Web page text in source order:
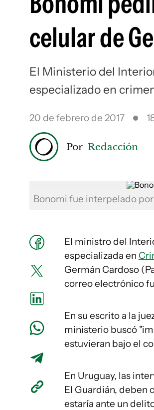
celular de
El Ministerio del
especializado en
20 de febrero de 2017
Por Redacción
Bonomi fue interpelado
El ministro del
especializada en
Germán Cardoso
correo electrónico
En su escrito a la
ministerio buscó
estuvieran bajo el
En Uruguay, las
El Guardián, deben
estaría ante un